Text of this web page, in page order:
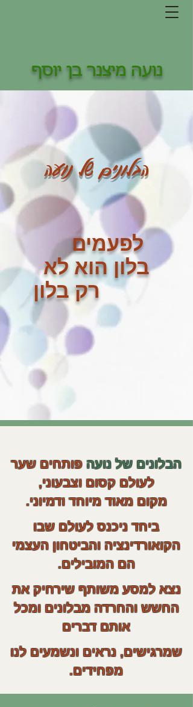
נועה מיצנר בן יוסף
הבלונים של נועה
לפעמים
בלון הוא לא
רק בלון
הבלונים של נועה פותחים שער
לעולם קסום וצבעוני,
מקום מאוד מיוחד ודמיוני.
ביחד ניכנס לעולם שבו
הקואורדינציה והביטחון העצמי
הם המובילים.
נצא למסע משותף שירחיק את
החשש והחרדה מבלונים ומכל
אותם דברים
שמרגישים, נראים ונשמעים לנו
מפחידים.